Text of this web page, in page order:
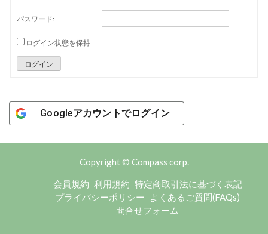
パスワード:
ログイン状態を保持
ログイン
Googleアカウントでログイン
Copyright © Compass corp.
会員規約 利用規約 特定商取引法に基づく表記
プライバシーポリシー
よくあるご質問(FAQs)
問合せフォーム